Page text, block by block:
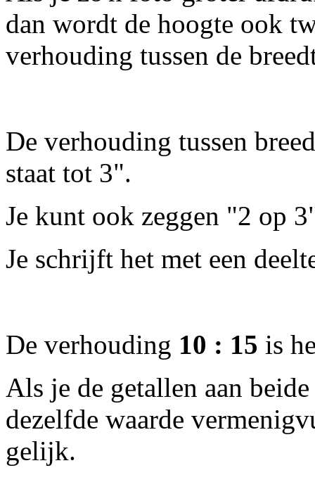
dan wordt de hoogte ook
verhouding tussen de
De verhouding tussen
staat tot 3".
Je kunt ook zeggen "2 op
Je schrijft het met een
De verhouding 10 : 15 is
Als je de getallen aan
dezelfde waarde
gelijk.